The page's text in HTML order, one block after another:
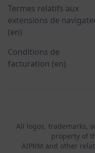
Termes relatifs aux
extensions de
(en)
Conditions de
facturation (en)
All logos, trademarks,
property of
AIPRM and other